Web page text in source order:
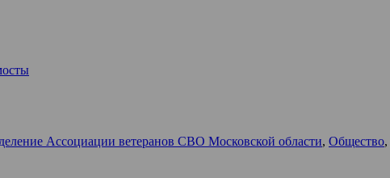
Ассоциации ветеранов СВО Московской области, Общество,